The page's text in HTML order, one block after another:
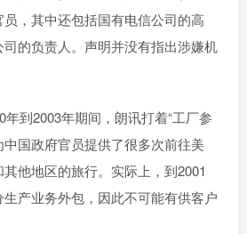
，其中还包括国有电信公司的高
的负责人。声明并没有指出涉嫌机
到2003年期间，朗讯打着“工厂参
中国政府官员提供了很多次前往美
他地区的旅行。实际上，到2001
产业务外包，因此不可能有供客户